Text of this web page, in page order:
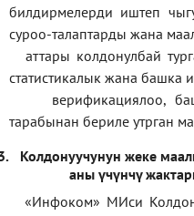
билдирмелерди иштеп
суроо-талаптарды жана
аттары колдонулбай
статистикалык жана башка
верификациялоо,
тарабынан бериле утрган
Колдонуучунун жеке
аны үчүнчү
«Инфоком» МИси